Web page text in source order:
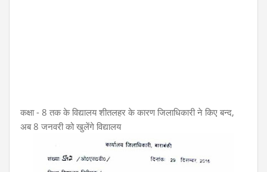
कक्षा - 8 तक के विद्यालय शीतलहर के कारण जिलाधिकारी ने किए बन्द,
अब 8 जनवरी को खुलेंगे विद्यालय